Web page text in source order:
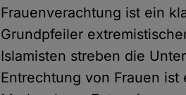
Frauenverachtung ist ein
Grundpfeiler
Islamisten streben die
Entrechtung von Frauen